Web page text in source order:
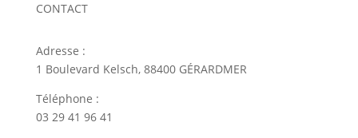
CONTACT
Adresse :
1 Boulevard Kelsch, 88400 GÉRARDMER
Téléphone :
03 29 41 96 41